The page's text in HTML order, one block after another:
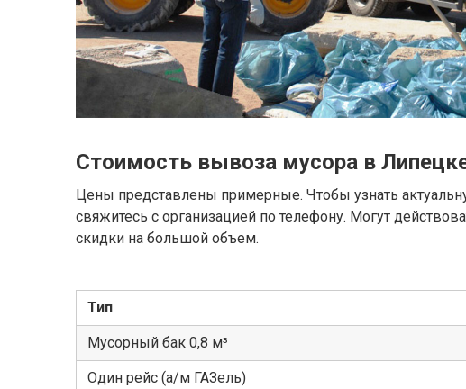
Стоимость вывоза мусора в
Цены представлены примерные. Чтобы узнать
свяжитесь с организацией по телефону. Могут
скидки на большой объем.
Тип
Мусорный бак 0,8 м³
Один рейс (а/м ГАЗель)